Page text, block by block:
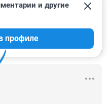
и другие
профиле